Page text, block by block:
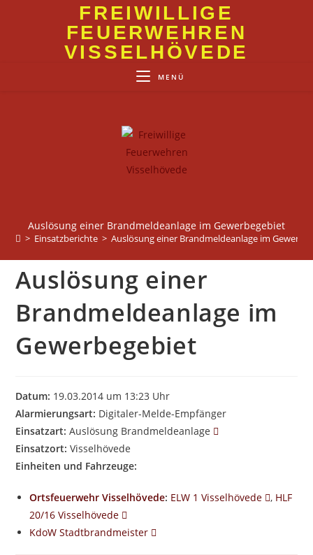
FREIWILLIGE
FEUERWEHREN
VISSELHÖVEDE
MENÜ
Auslösung einer Brandmeldeanlage im Gewerbegebiet
> Einsatzberichte > Auslösung einer Brandmeldeanlage im
Auslösung einer
Brandmeldeanlage im
Gewerbegebiet
Datum: 19.03.2014 um 13:23 Uhr
Alarmierungsart: Digitaler-Melde-Empfänger
Einsatzart: Auslösung Brandmeldeanlage
Einsatzort: Visselhövede
Einheiten und Fahrzeuge:
Ortsfeuerwehr Visselhövede: ELW 1 Visselhövede , HLF
20/16 Visselhövede
KdoW Stadtbrandmeister